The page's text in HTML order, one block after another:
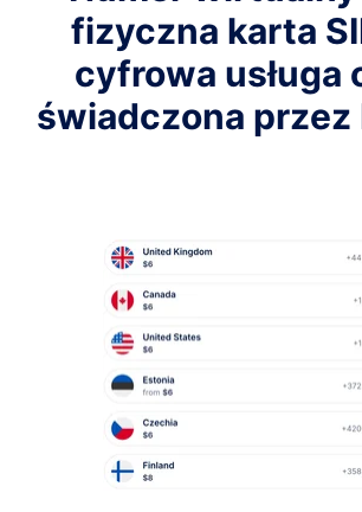
fizyczna karta
cyfrowa usługa
świadczona przez